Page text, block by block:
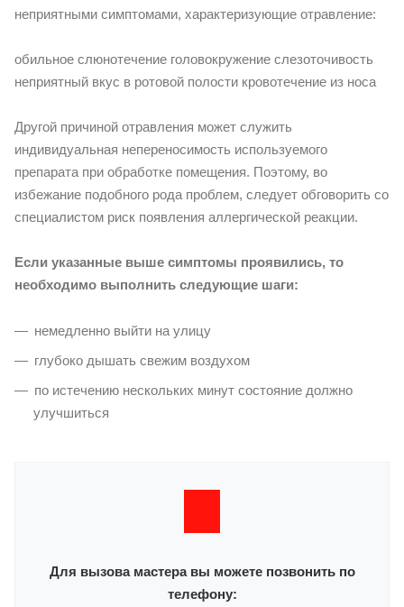
неприятными симптомами, характеризующие отравление:
обильное слюнотечение головокружение слезоточивость
неприятный вкус в ротовой полости кровотечение из носа
Другой причиной отравления может служить
индивидуальная непереносимость используемого
препарата при обработке помещения. Поэтому, во
избежание подобного рода проблем, следует обговорить со
специалистом риск появления аллергической реакции.
Если указанные выше симптомы проявились, то
необходимо выполнить следующие шаги:
немедленно выйти на улицу
глубоко дышать свежим воздухом
по истечению нескольких минут состояние должно
улучшиться
Для вызова мастера вы можете позвонить по
телефону: